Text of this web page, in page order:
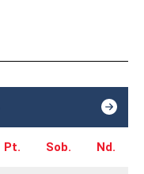
Pt. Sob. Nd.